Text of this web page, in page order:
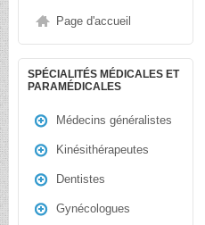
Page d'accueil
SPÉCIALITÉS MÉDICALES ET
PARAMÉDICALES
Médecins généralistes
Kinésithérapeutes
Dentistes
Gynécologues